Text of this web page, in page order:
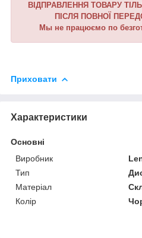
ВІДПРАВЛЕННЯ ТОВАРУ
ПІСЛЯ ПОВНОЇ
Мы не працюємо по
Приховати
Характеристики
Основні
Виробник
Тип
Матеріал
Колір